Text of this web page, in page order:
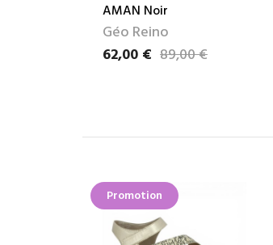
AMAN Noir
Géo Reino
Prix
62,00 €
Prix de base89,00 €
Promotion